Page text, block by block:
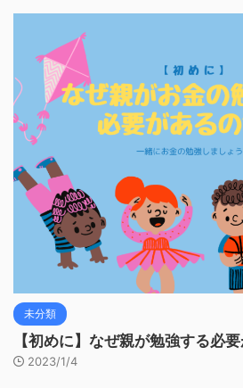
未分類
【初めに】なぜ親が勉強する必
2023/1/4